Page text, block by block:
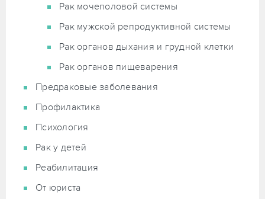
Рак мочеполовой системы
Рак мужской репродуктивной системы
Рак органов дыхания и грудной клетки
Рак органов пищеварения
Предраковые заболевания
Профилактика
Психология
Рак у детей
Реабилитация
От юриста